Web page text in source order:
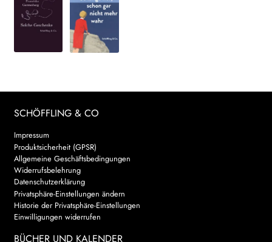
SCHÖFFLING & CO
Impressum
Produktsicherheit (GPSR)
Allgemeine Geschäftsbedingungen
Widerrufsbelehrung
Datenschutzerklärung
Privatsphäre-Einstellungen ändern
Historie der Privatsphäre-Einstellungen
Einwilligungen widerrufen
BÜCHER UND KALENDER